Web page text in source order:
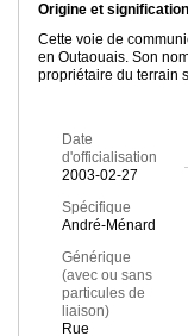
Origine et signification
Cette voie de
en Outaouais. Son
propriétaire du terrain
Date
d'officialisation
2003-02-27
Spécifique
André-Ménard
Générique
(avec ou sans
particules de
liaison)
Rue